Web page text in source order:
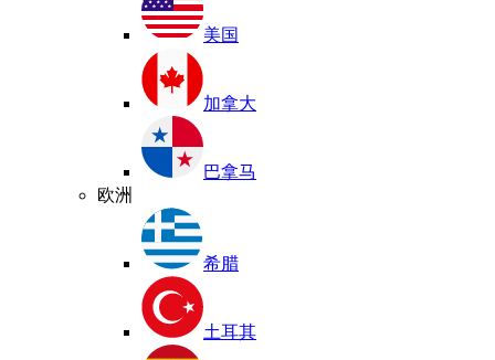
美国
加拿大
巴拿马
欧洲
希腊
土耳其